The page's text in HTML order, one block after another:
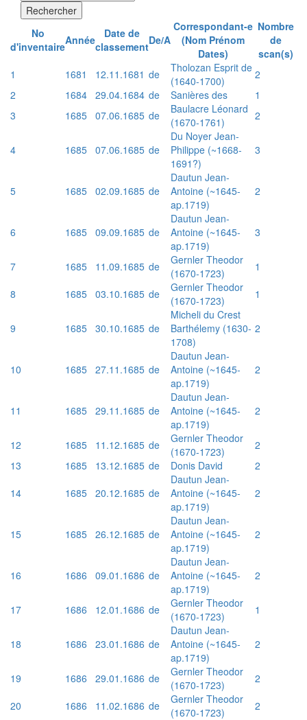
Rechercher
No
d'inventaireAnnée
Date de
classementDe/A
Correspondant-e
(Nom Prénom
Dates)
Nombre
de
scan(s)
1
1681 12.11.1681 de
Tholozan Esprit de
(1640-1700)
2
2
1684 29.04.1684 de Sanières des
1
3
1685 07.06.1685 de
Baulacre Léonard
(1670-1761)
2
4 1685 07.06.1685 de
Du Noyer Jean-
Philippe (~1668-
1691?)
3
5 1685 02.09.1685 de
Dautun Jean-
Antoine (~1645-
ap.1719)
2
6 1685 09.09.1685 de
Dautun Jean-
Antoine (~1645-
ap.1719)
3
7 1685 11.09.1685 de
Gernler Theodor
(1670-1723)
1
8
1685 03.10.1685 de
Gernler Theodor
(1670-1723)
1
9 1685 30.10.1685 de
Micheli du Crest
Barthélemy (1630-
1708)
2
10 1685 27.11.1685 de
Dautun Jean-
Antoine (~1645-
ap.1719)
2
11 1685 29.11.1685 de
Dautun Jean-
Antoine (~1645-
ap.1719)
2
12 1685 11.12.1685 de
Gernler Theodor
(1670-1723)
2
13
1685 13.12.1685 de Donis David
2
14
1685 20.12.1685 de
Dautun Jean-
Antoine (~1645-
ap.1719)
2
15 1685 26.12.1685 de
Dautun Jean-
Antoine (~1645-
ap.1719)
2
16 1686 09.01.1686 de
Dautun Jean-
Antoine (~1645-
ap.1719)
2
17 1686 12.01.1686 de
Gernler Theodor
(1670-1723)
1
18 1686 23.01.1686 de
Dautun Jean-
Antoine (~1645-
ap.1719)
2
19 1686 29.01.1686 de
Gernler Theodor
(1670-1723)
2
20
1686 11.02.1686 de
Gernler Theodor
(1670-1723)
2